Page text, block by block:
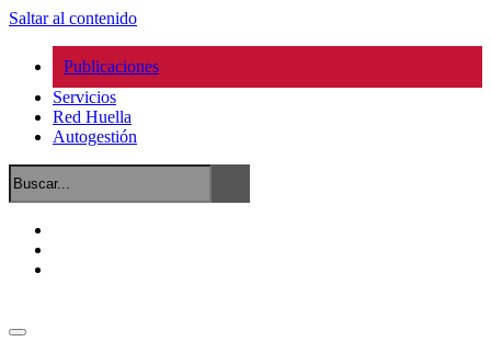
Saltar al contenido
Publicaciones
Servicios
Red Huella
Autogestión